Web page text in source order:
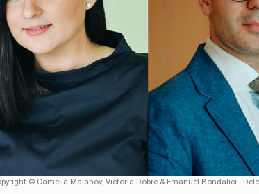
ON THE INTERNATIONAL BUSINESS SCENE
MOST DIGITALIZED WHOLESALER IN ROMANIA
by benzinariile RO concept OSCAR – peste 500 de
de management a Pall-Ex, liderul pietei de transport
MEMBRU AL FAMILIEI: RANGE ROVER GT
© Camelia Malahov, Victoria Dobre & Emanuel Bondalici -